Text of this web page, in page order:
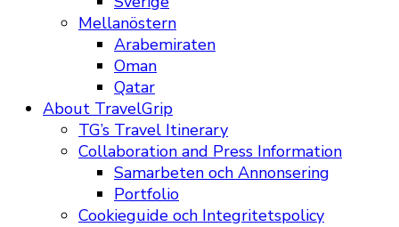
Mellanöstern
Arabemiraten
Oman
Qatar
About TravelGrip
TG’s Travel Itinerary
Collaboration and Press Information
Samarbeten och Annonsering
Portfolio
Cookieguide och Integritetspolicy